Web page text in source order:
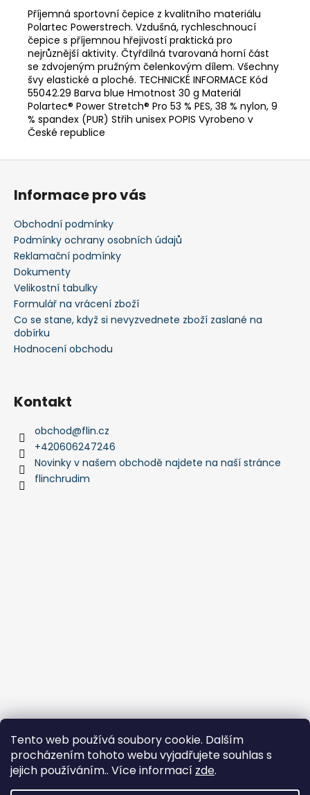
Tento web používá soubory cookie. Dalším
procházením tohoto webu vyjadřujete souhlas s
jejich používáním.. Více informací zde.
Příjemná sportovní čepice z kvalitního materiálu
Polartec Powerstrech. Vzdušná, rychleschnoucí
čepice s příjemnou hřejivostí praktická pro
nejrůznější aktivity. Čtyřdílná tvarovaná horní část
se zdvojeným pružným čelenkovým dílem. Všechny
švy elastické a ploché. TECHNICKÉ INFORMACE Kód
55042.29 Barva blue Hmotnost 30 g Materiál
Polartec® Power Stretch® Pro 53 % PES, 38 % nylon, 9
% spandex (PUR) Střih unisex POPIS Vyrobeno v
České republice
606211
MODRÁ
990
Kč
Původně:
590
Z
Informace pro vás
Obchodní podmínky
Podmínky ochrany osobních údajů
Reklamační podmínky
Dokumenty
Velikostní tabulky
Formulář na vrácení zboží
Co se stane, když si nevyzvednete zboží zaslané na
dobírku
Hodnocení obchodu
Kontakt
obchod@flin.cz
+420606247246
Novinky v našem obchodě najdete na naší stránce
flinchrudim
Flin Sport